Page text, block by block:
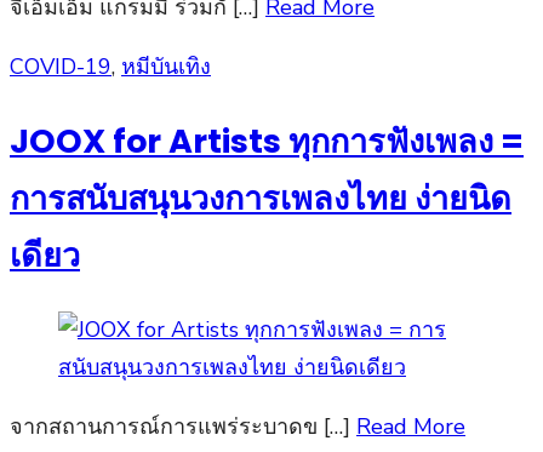
จีเอ็มเอ็ม แกรมมี่ ร่วมกั […] Read More
Posted
COVID-19, หมีบันเทิง
JOOX for Artists ทุกการฟังเพลง =
การสนับสนุนวงการเพลงไทย ง่ายนิด
เดียว
จากสถานการณ์การแพร่ระบาดข […] Read More